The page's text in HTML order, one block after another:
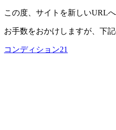
この度、サイトを新しいURL
お手数をおかけしますが、下
コンディション21